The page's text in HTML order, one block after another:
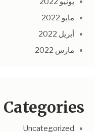
مايو 2022
أبريل 2022
مارس 2022
Categories
Uncategorized